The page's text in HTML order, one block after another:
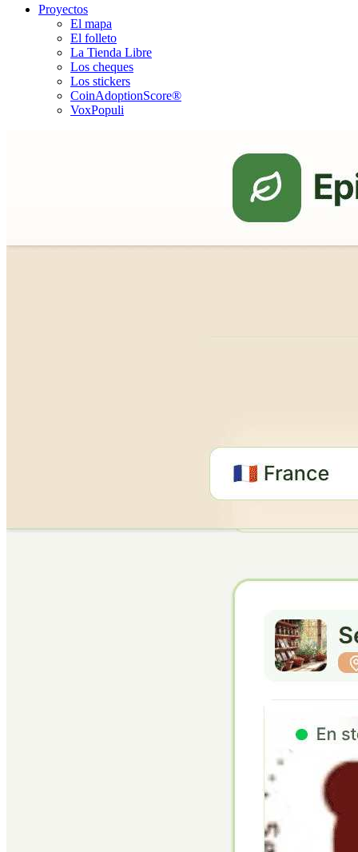
Proyectos
El mapa
El folleto
La Tienda Libre
Los cheques
Los stickers
CoinAdoptionScore®
VoxPopuli